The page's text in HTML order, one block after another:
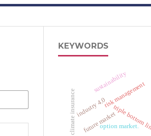
KEYWORDS
industry 4.0risk management
sustainability
triple bottom line
climate insurance future marketoption market.